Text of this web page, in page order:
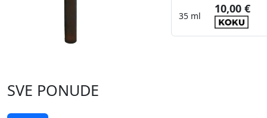
35 ml
10,00 €
SVE PONUDE